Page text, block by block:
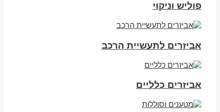
פוליש וניקוי
אביזרים לתעשיית הרכב
אביזרים כלליים